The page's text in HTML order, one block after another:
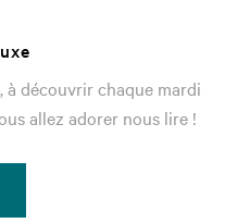
à découvrir chaque mardi
allez adorer nous lire !